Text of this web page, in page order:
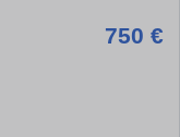
750 €